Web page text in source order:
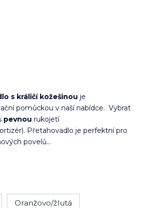
s králičí kožešinou je
pomůckou v naší nabídce. Vybrat
pevnou rukojetí
Přetahovadlo je perfektní pro
povelů...
Oranžovo/žlutá